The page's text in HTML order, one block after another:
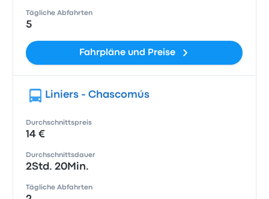
Tägliche Abfahrten
5
Fahrpläne und Preise
Liniers - Chascomús
Durchschnittspreis
14 €
Durchschnittsdauer
2Std. 20Min.
Tägliche Abfahrten